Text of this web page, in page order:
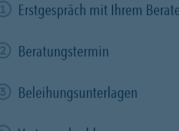
Erstgespräch mit Ihrem
Beratungstermin
Beleihungsunterlagen